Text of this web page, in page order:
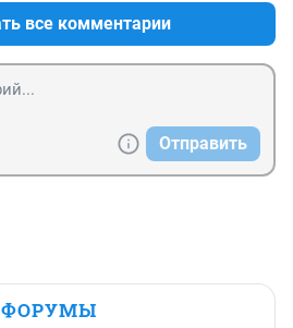
все комментарии
Отправить
ФОРУМЫ